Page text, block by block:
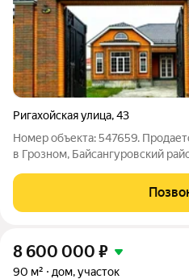
Ригахойская улица,43
Номер объекта: 547659.
в Грозном, Байсангуровский
расположен по адресу: улица
расположено новое здание
8 600 000 ₽
90 м² дом, участок